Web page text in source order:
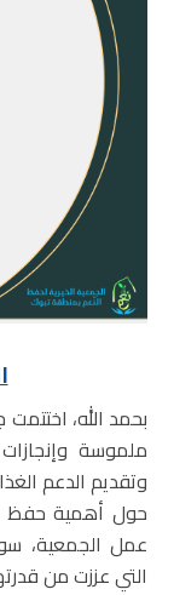
ملموسة
وتقديم الدعم
حول أهمية حفظ
عمل الجمعية،
التي عززت من